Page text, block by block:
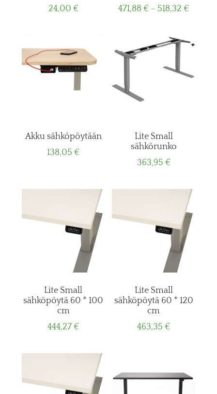
24,00 €
471,88€ – 518,32€Price
Akku sähköpöytään
138,05€
Lite Small
sähkörunko
363,95 €
Lite Small
sähköpöytä 60 * 100
cm
444,27€
Lite Small
sähköpöytä 60 * 120
cm
463,35€